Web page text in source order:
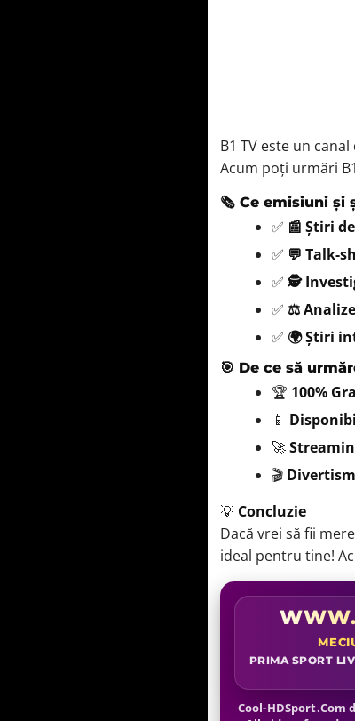
B1 TV este un
Acum poți urmări
🗞️ Ce emisiuni și
✅ 📰 Știri
✅ 💬 Talk-
✅ 🕵️
✅ ⚖️
✅ 🌍 Știri
🎯 De ce să
🏆 100%
📱
🚀
🎬
💡 Concluzie
Dacă vrei să fii
ideal pentru tine!
PRIMA SPORT
Cool-HDSport.Com